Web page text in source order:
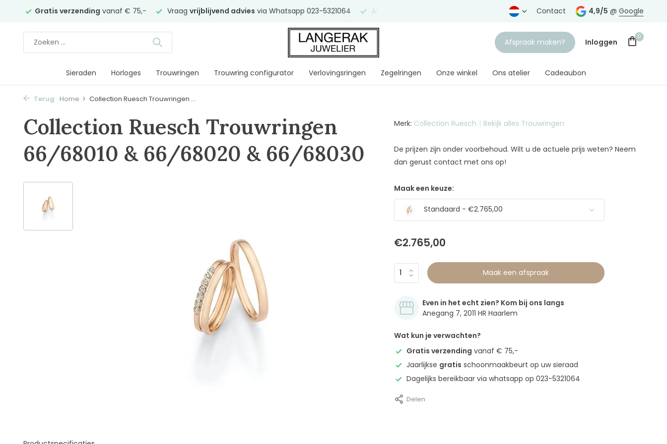
Gratis verzending vanaf € 75,- Vraag vrijblijvend advies via Whatsapp 023-5321064 Al Gratis verzending vanaf € 75,-
Contact 4,9/5 @ Google
Afspraak maken? Inloggen
0
Sieraden Horloges Trouwringen Trouwring configurator Verlovingsringen Zegelringen Onze winkel Ons atelier Cadeaubon
Terug Home Collection Ruesch Trouwringen ...
Collection Ruesch Trouwringen
66/68010 & 66/68020 & 66/68030
Merk: Collection Ruesch Bekijk alles Trouwringen
De prijzen zijn onder voorbehoud. Wilt u de actuele prijs weten? Neem
dan gerust contact met ons op!
Maak een keuze:
Standaard - €2.765,00
€2.765,00
Maak een afspraak
Even in het echt zien? Kom bij ons langs
Anegang 7, 2011 HR Haarlem
Wat kun je verwachten?
Gratis verzending vanaf € 75,-
Jaarlijkse gratis schoonmaakbeurt op uw sieraad
Dagelijks bereikbaar via whatsapp op 023-5321064
Delen